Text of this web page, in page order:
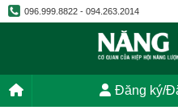
096.999.8822 - 094.263.2014
Đăng ký/